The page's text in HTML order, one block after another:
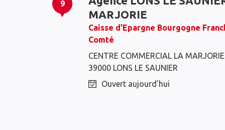
9
MARJORIE
Caisse d’Epargne Bourgogne
Comté
CENTRE COMMERCIAL LA MARJORIE
39000 LONS LE SAUNIER
Ouvert aujourd’hui